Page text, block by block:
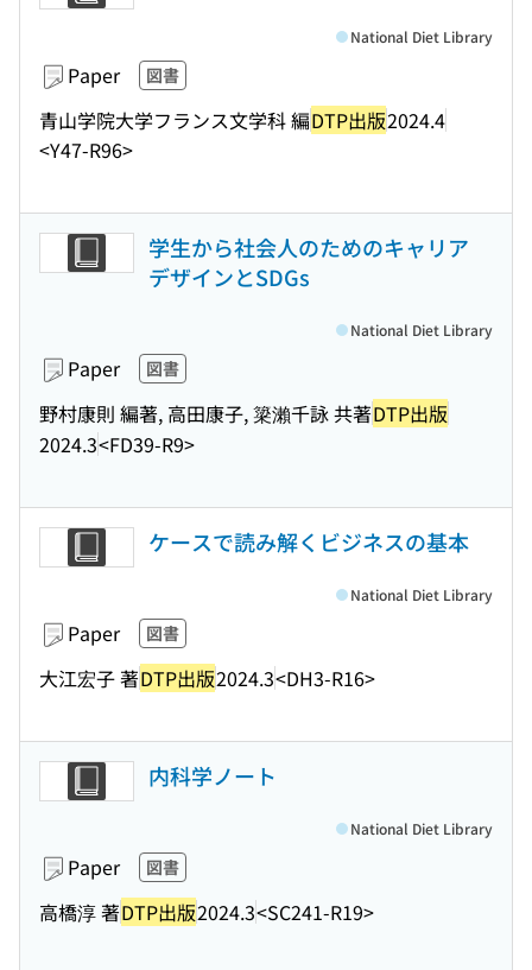
Paper 図書
青山学院大学フランス文学科 編DTP出版2024.4
<Y47-R96>
National Diet Library
学生から社会人のためのキャリア
デザインとSDGs
Paper 図書
野村康則 編著, 高田康子, 簗瀨千詠 共著DTP出版
2024.3<FD39-R9>
National Diet Library
ケースで読み解くビジネスの基本
Paper 図書
大江宏子 著DTP出版2024.3<DH3-R16>
National Diet Library
内科学ノート
Paper 図書
高橋淳 著DTP出版2024.3<SC241-R19>
National Diet Library